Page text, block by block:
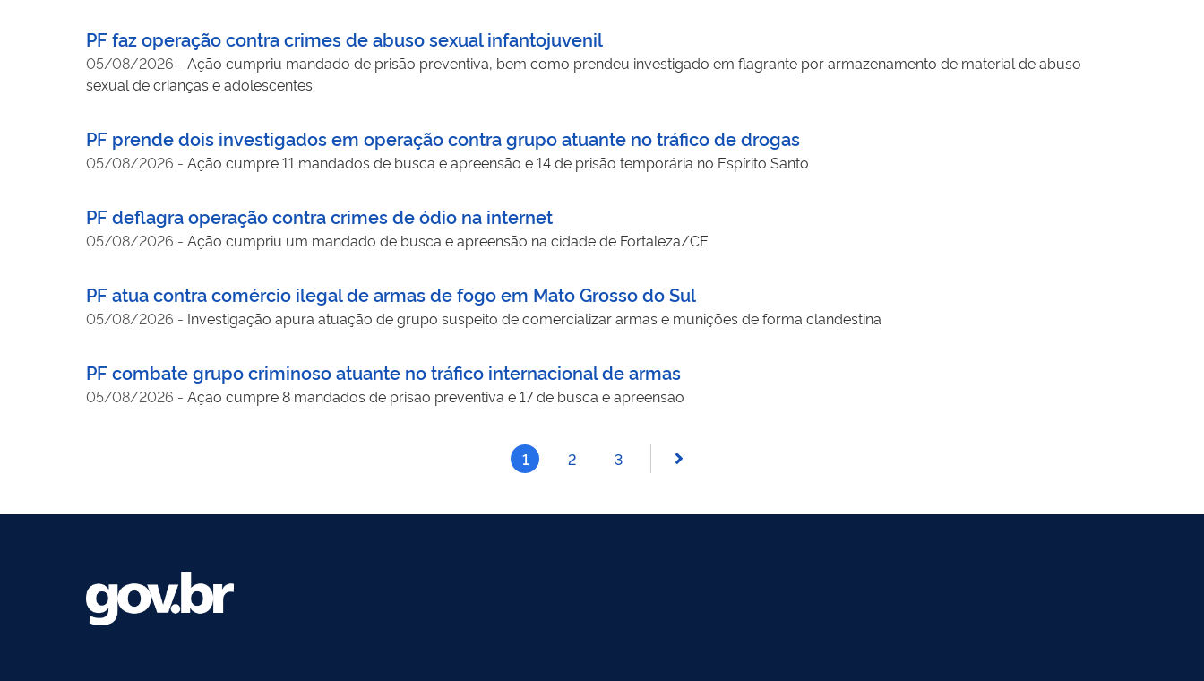
PF faz operação contra crimes de abuso sexual infantojuvenil
05/08/2026 - Ação cumpriu mandado de prisão preventiva, bem como prendeu investigado em flagrante por armazenamento de material de abuso
sexual de crianças e adolescentes
PF prende dois investigados em operação contra grupo atuante no tráfico de drogas
05/08/2026 - Ação cumpre 11 mandados de busca e apreensão e 14 de prisão temporária no Espírito Santo
PF deflagra operação contra crimes de ódio na internet
05/08/2026 - Ação cumpriu um mandado de busca e apreensão na cidade de Fortaleza/CE
PF atua contra comércio ilegal de armas de fogo em Mato Grosso do Sul
05/08/2026 - Investigação apura atuação de grupo suspeito de comercializar armas e munições de forma clandestina
PF combate grupo criminoso atuante no tráfico internacional de armas
05/08/2026 - Ação cumpre 8 mandados de prisão preventiva e 17 de busca e apreensão
1 2 3